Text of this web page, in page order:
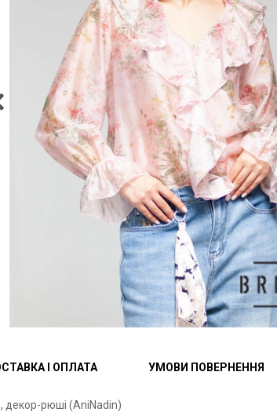
І ОПЛАТА УМОВИ ПОВЕРНЕННЯ
декор-рюші (AniNadin)